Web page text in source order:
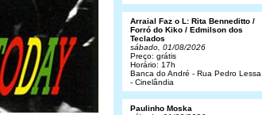
Arraial Faz o L: Rita Benneditto /
Forró do Kiko / Edmilson dos
Teclados
sábado, 01/08/2026
Preço: grátis
Horário: 17h
Banca do André - Rua Pedro Lessa
- Cinelândia
Paulinho Moska